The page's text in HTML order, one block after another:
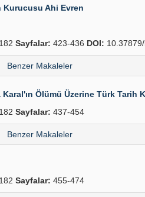
Ahi Evren
Sayfalar: 423-436 DOI:
Benzer Makaleler
Ölümü Üzerine Türk Tarih
Sayfalar: 437-454
Benzer Makaleler
Sayfalar: 455-474